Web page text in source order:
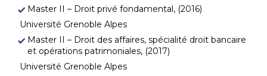
Master II – Droit privé fondamental, (2016)
Université Grenoble Alpes
Master II – Droit des affaires, spécialité droit bancaire
et opérations patrimoniales, (2017)
Université Grenoble Alpes